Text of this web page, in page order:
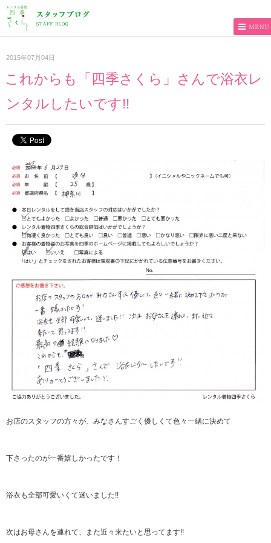
2015年07月04日
これからも「四季さくら」さんで浴衣レ
ンタルしたいです!!
お店のスタッフの方々が、みなさんすごく優しくて色々一緒に決めて
下さったのが一番嬉しかったです！
浴衣も全部可愛いくて迷いました!!
次はお母さんを連れて、また近々来たいと思ってます!!